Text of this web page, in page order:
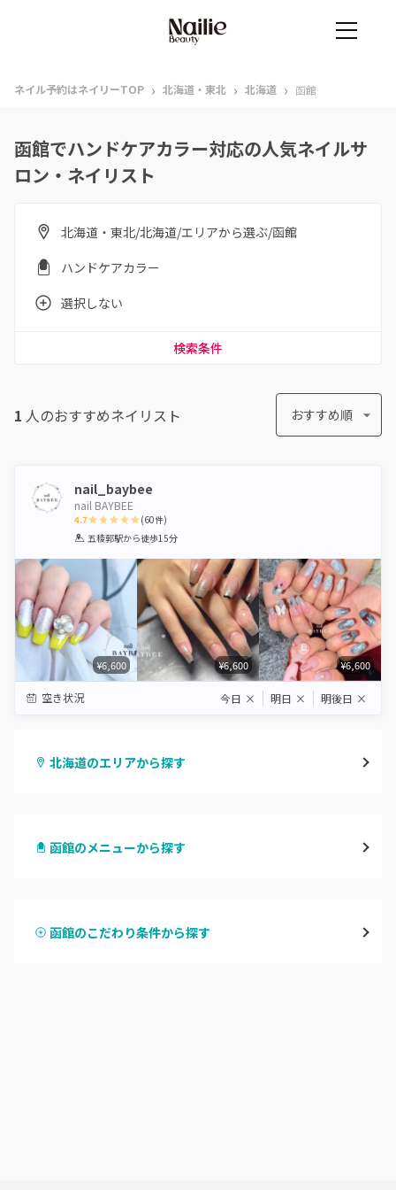
ネイル予約はネイリーTOP › 北海道・東北 › 北海道 › 函館
函館でハンドケアカラー対応の人気ネイルサ
ロン・ネイリスト
北海道・東北/北海道/エリアから選ぶ/函館
ハンドケアカラー
選択しない
検索条件
1 人のおすすめネイリスト おすすめ順
nail_baybee
nail BAYBEE
4.7
1 2 3 4 5
(60件)
五稜郭駅から徒歩15分
¥6,600 ¥6,600 ¥6,600
空き状況 今日 × 明日 × 明後日 ×
北海道のエリアから探す
北区・東区
函館のメニューから探す
ハンドスカルプ
函館のこだわり条件から探す